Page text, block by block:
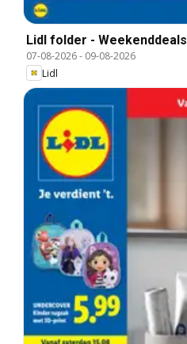
Lidl folder - Weekenddeals
07-08-2026- 09-08-2026
Lidl